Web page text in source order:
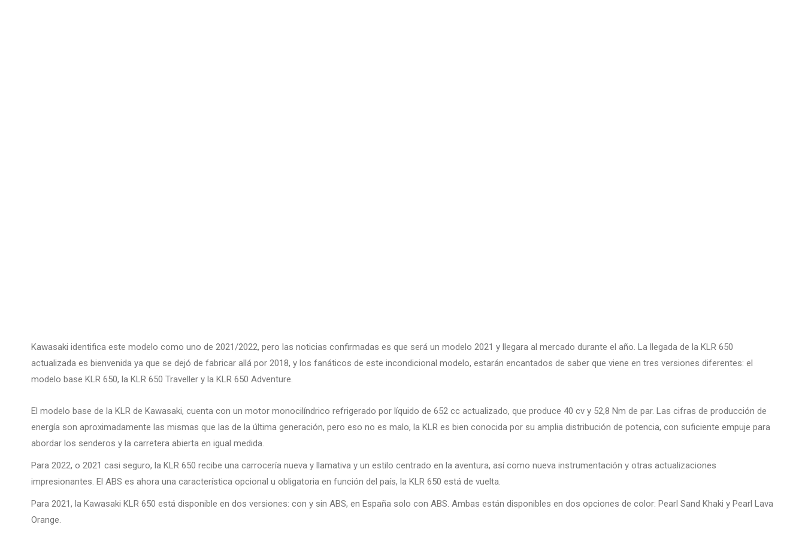
Kawasaki identifica este modelo como uno de 2021/2022, pero las noticias confirmadas es que será un modelo 2021 y llegara al mercado durante el año. La llegada de la KLR 650
actualizada es bienvenida ya que se dejó de fabricar allá por 2018, y los fanáticos de este incondicional modelo, estarán encantados de saber que viene en tres versiones diferentes: el
modelo base KLR 650, la KLR 650 Traveller y la KLR 650 Adventure.
El modelo base de la KLR de Kawasaki, cuenta con un motor monocilíndrico refrigerado por líquido de 652 cc actualizado, que produce 40 cv y 52,8 Nm de par. Las cifras de producción de
energía son aproximadamente las mismas que las de la última generación, pero eso no es malo, la KLR es bien conocida por su amplia distribución de potencia, con suficiente empuje para
abordar los senderos y la carretera abierta en igual medida.
Para 2022, o 2021 casi seguro, la KLR 650 recibe una carrocería nueva y llamativa y un estilo centrado en la aventura, así como nueva instrumentación y otras actualizaciones
impresionantes. El ABS es ahora una característica opcional u obligatoria en función del país, la KLR 650 está de vuelta.
Para 2021, la Kawasaki KLR 650 está disponible en dos versiones: con y sin ABS, en España solo con ABS. Ambas están disponibles en dos opciones de color: Pearl Sand Khaki y Pearl Lava
Orange.